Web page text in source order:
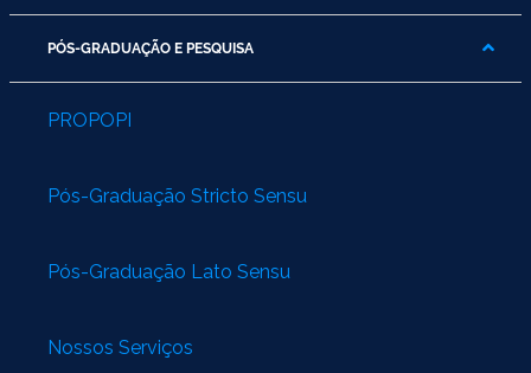
PÓS-GRADUAÇÃO E PESQUISA
PROPOPI
Pós-Graduação Stricto Sensu
Pós-Graduação Lato Sensu
Nossos Serviços